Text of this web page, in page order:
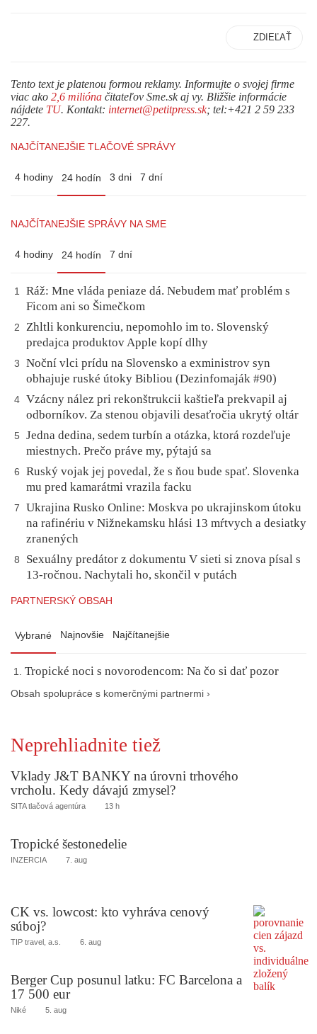
ZDIEĽAŤ
Tento text je platenou formou reklamy. Informujte o svojej firme
viac ako 2,6 milióna čitateľov Sme.sk aj vy. Bližšie informácie
nájdete TU. Kontakt: internet@petitpress.sk; tel:+421 2 59 233
227.
NAJČÍTANEJŠIE TLAČOVÉ SPRÁVY
4 hodiny 24 hodín 3 dni 7 dní
NAJČÍTANEJŠIE SPRÁVY NA SME
4 hodiny 24 hodín 7 dní
1
Ráž: Mne vláda peniaze dá. Nebudem mať problém s
Ficom ani so Šimečkom
2
Zhltli konkurenciu, nepomohlo im to. Slovenský
predajca produktov Apple kopí dlhy
3
Noční vlci prídu na Slovensko a exministrov syn
obhajuje ruské útoky Bibliou (Dezinfomaják #90)
4 Vzácny nález pri rekonštrukcii kaštieľa prekvapil aj
odborníkov. Za stenou objavili desaťročia ukrytý oltár
5
Jedna dedina, sedem turbín a otázka, ktorá rozdeľuje
miestnych. Prečo práve my, pýtajú sa
6
Ruský vojak jej povedal, že s ňou bude spať. Slovenka
mu pred kamarátmi vrazila facku
7
Ukrajina Rusko Online: Moskva po ukrajinskom útoku
na rafinériu v Nižnekamsku hlási 13 mŕtvych a desiatky
zranených
8
Sexuálny predátor z dokumentu V sieti si znova písal s
13-ročnou. Nachytali ho, skončil v putách
PARTNERSKÝ OBSAH
Vybrané Najnovšie Najčítanejšie
Tropické noci s novorodencom: Na čo si dať pozor
Obsah spolupráce s komerčnými partnermi ›
Neprehliadnite tiež
Vklady J&T BANKY na úrovni trhového
vrcholu. Kedy dávajú zmysel?
SITA tlačová agentúra 13 h
Tropické šestonedelie
INZERCIA 7. aug
CK vs. lowcost: kto vyhráva cenový
súboj?
TIP travel, a.s. 6. aug
Berger Cup posunul latku: FC Barcelona a
17 500 eur
Niké 5. aug